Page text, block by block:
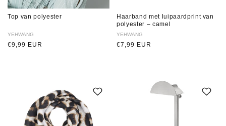
Top van polyester
Verkoper:
YEHWANG
Normale
€9,99 EUR
Haarband met luipaardprint van
polyester – camel
Verkoper:
YEHWANG
Normale
€7,99 EUR